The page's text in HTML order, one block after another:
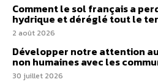
Comment le sol français a
hydrique et déréglé tout le
2 août 2026
Développer notre attention
non humaines avec les
30 juillet 2026